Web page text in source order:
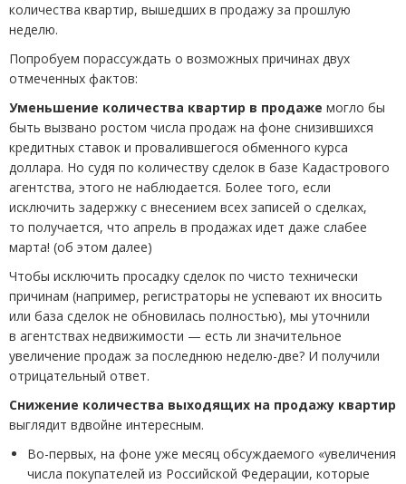
количества квартир, вышедших в продажу за прошлую
неделю.
Попробуем порассуждать о возможных причинах двух
отмеченных фактов:
Уменьшение количества квартир в продаже могло бы
быть вызвано ростом числа продаж на фоне снизившихся
кредитных ставок и провалившегося обменного курса
доллара. Но судя по количеству сделок в базе Кадастрового
агентства, этого не наблюдается. Более того, если
исключить задержку с внесением всех записей о сделках,
то получается, что апрель в продажах идет даже слабее
марта! (об этом далее)
Чтобы исключить просадку сделок по чисто технически
причинам (например, регистраторы не успевают их вносить
или база сделок не обновилась полностью), мы уточнили
в агентствах недвижимости — есть ли значительное
увеличение продаж за последнюю неделю-две? И получили
отрицательный ответ.
Снижение количества выходящих на продажу квартир
выглядит вдвойне интересным.
Во-первых, на фоне уже месяц обсуждаемого «увеличения
числа покупателей из Российской Федерации, которые